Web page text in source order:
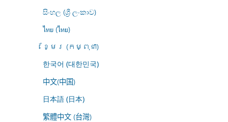
සිංහල (ශ්‍රී ලංකාව)
ไทย (ไทย)
ខ្មែរ (កម្ពុជា)
한국어 (대한민국)
中文(中国)
日本語 (日本)
繁體中文 (台灣)